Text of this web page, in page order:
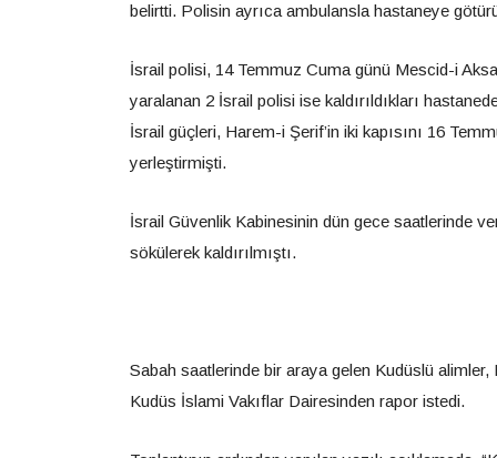
belirtti. Polisin ayrıca ambulansla hastaneye
İsrail polisi, 14 Temmuz Cuma günü Mescid-i
yaralanan 2 İsrail polisi ise kaldırıldıkları
İsrail güçleri, Harem-i Şerif’in iki kapısını 16
yerleştirmişti.
İsrail Güvenlik Kabinesinin dün gece saatlerinde
sökülerek kaldırılmıştı.
Sabah saatlerinde bir araya gelen Kudüslü alimler,
Kudüs İslami Vakıflar Dairesinden rapor istedi.